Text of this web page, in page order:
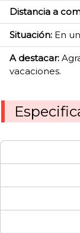
Distancia a
Situación: En
A destacar:
vacaciones.